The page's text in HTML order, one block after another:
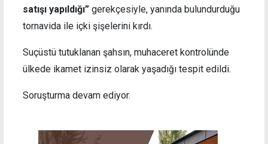
satışı yapıldığı” gerekçesiyle, yanında bulundurduğu
tornavida ile içki şişelerini kırdı.
Suçüstü tutuklanan şahsın, muhaceret kontrolünde
ülkede ikamet izinsiz olarak yaşadığı tespit edildi.
Soruşturma devam ediyor.